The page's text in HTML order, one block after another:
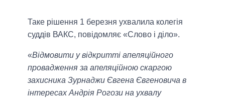
Таке рішення 1 березня ухвалила колегія
суддів ВАКС, повідомляє «Слово і діло».
«Відмовити у відкритті апеляційного
провадження за апеляційною скаргою
захисника Зурнаджи Євгена Євгеновича в
інтересах Андрія Рогози на ухвалу